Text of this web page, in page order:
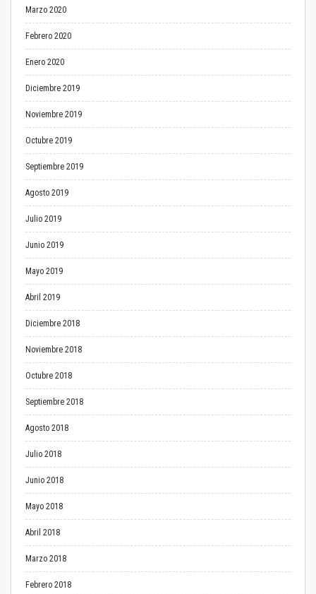
Marzo 2020
Febrero 2020
Enero 2020
Diciembre 2019
Noviembre 2019
Octubre 2019
Septiembre 2019
Agosto 2019
Julio 2019
Junio 2019
Mayo 2019
Abril 2019
Diciembre 2018
Noviembre 2018
Octubre 2018
Septiembre 2018
Agosto 2018
Julio 2018
Junio 2018
Mayo 2018
Abril 2018
Marzo 2018
Febrero 2018